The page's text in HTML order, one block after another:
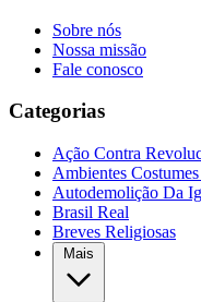
Sobre nós
Nossa missão
Fale conosco
Categorias
Ação Contra
Ambientes
Autodemolição Da
Brasil Real
Breves Religiosas
Mais